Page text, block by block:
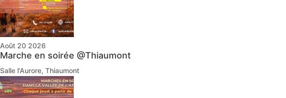
Août 20 2026
Marche en soirée @Thiaumont
Salle l'Aurore, Thiaumont